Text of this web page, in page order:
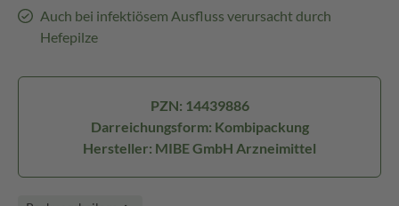
Auch bei infektiösem Ausfluss verursacht durch
Hefepilze
PZN: 14439886
Darreichungsform: Kombipackung
Hersteller: MIBE GmbH Arzneimittel